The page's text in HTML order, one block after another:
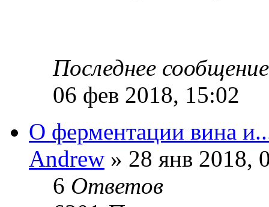
Последнее
06 фев 2018, 15:02
О ферментации вина
Andrew » 28 янв 2018,
6 Ответов